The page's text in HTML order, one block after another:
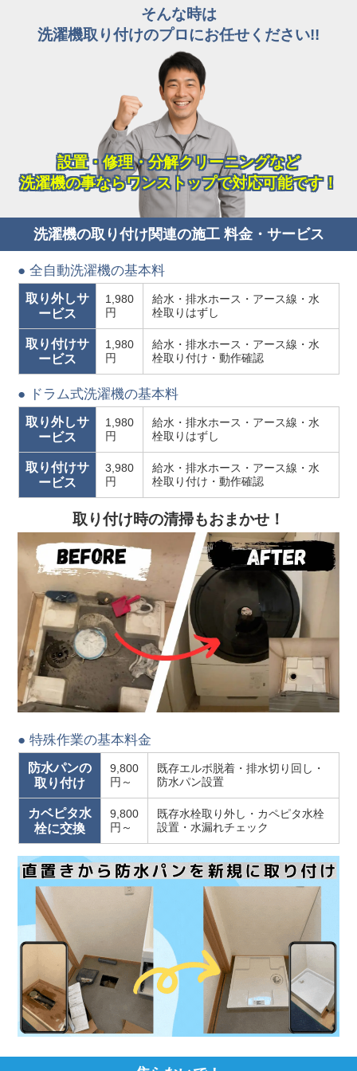
そんな時は
洗濯機取り付けのプロにお任せください!!
設置・修理・分解クリーニングなど
洗濯機の事ならワンストップで対応可能です！
洗濯機の取り付け関連の施工 料金・サービス
● 全自動洗濯機の基本料
取り外しサ
ービス
1,980
円
給水・排水ホース・アース線・水
栓取りはずし
取り付けサ
ービス
1,980
円
給水・排水ホース・アース線・水
栓取り付け・動作確認
● ドラム式洗濯機の基本料
取り外しサ
ービス
1,980
円
給水・排水ホース・アース線・水
栓取りはずし
取り付けサ
ービス
3,980
円
給水・排水ホース・アース線・水
栓取り付け・動作確認
取り付け時の清掃もおまかせ！
● 特殊作業の基本料金
防水パンの
取り付け
9,800
円～
既存エルボ脱着・排水切り回し・
防水パン設置
カベピタ水
栓に交換
9,800
円～
既存水栓取り外し・カペピタ水栓
設置・水漏れチェック